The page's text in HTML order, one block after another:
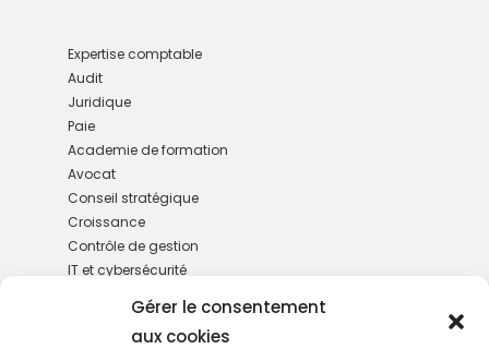
Gérer le consentement
aux cookies
Expertise comptable
Audit
Juridique
Paie
Academie de formation
Avocat
Conseil stratégique
Croissance
Contrôle de gestion
IT et cybersécurité
Gestion de patrimoine